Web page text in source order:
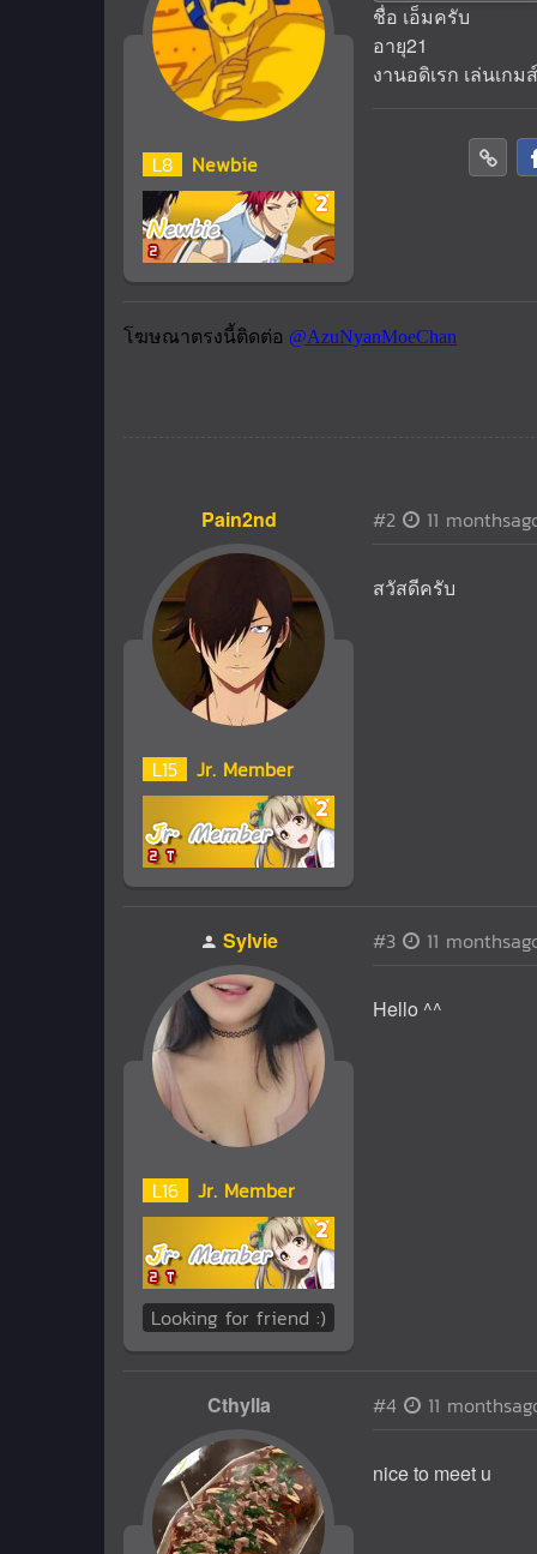
L8 Newbie
ชื่อ เอ็มครับ
อายุ21
งานอดิเรก เล่นเก
Pain2nd
L15 Jr. Member
#2 11
สวัสดีครับ
Sylvie
L16 Jr. Member
Looking for friend :)
#3 11
Hello ^^
Cthylla #4 11
nice to meet u